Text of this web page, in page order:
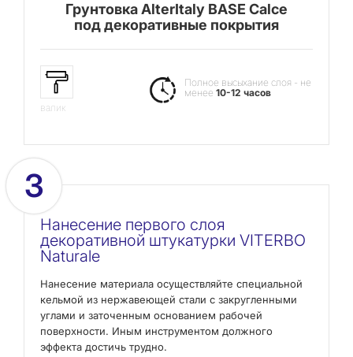
Грунтовка AlterItaly BASE Calce
под декоративные покрытия
валик
Полное высыхание слоя - не
менее10-12 часов
3
Нанесение первого слоя
декоративной штукатурки VITERBO
Naturale
Нанесение материала осуществляйте специальной
кельмой из нержавеющей стали с закругленными
углами и заточенным основанием рабочей
поверхности. Иным инструментом должного
эффекта достичь трудно.